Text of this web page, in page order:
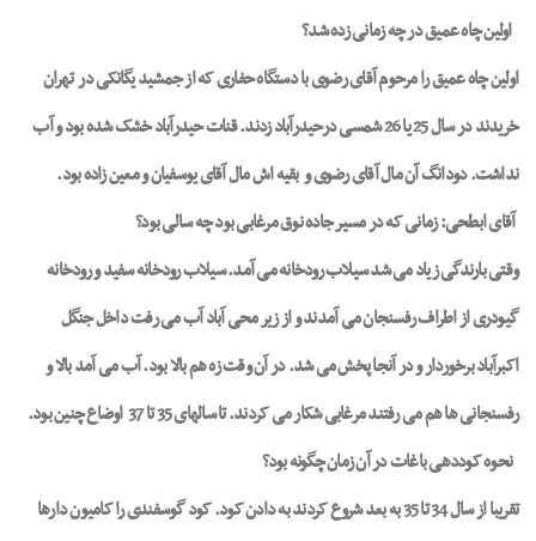
اولین چاه عمیق در چه زمانی زده شد؟
اولین چاه عمیق را مرحوم آقای رضوی با دستگاه حفاری که از جمشید یگانکی درتهران
خریدند در سال 25 یا 26 شمسی درحیدرآباد زدند. قنات حیدرآباد خشک شده بود و آب
نداشت. دودانگ آن مال آقای رضوی وبقیه اش مال آقای یوسفیان و معین زاده بود.
آقای ابطحی: زمانی که در مسیر جاده نوق مرغابی بود چه سالی بود؟
وقتی بارندگی زیاد می شد سیلاب رودخانه می آمد. سیلاب رودخانه سفید و رودخانه
گیودری از اطراف رفسنجان می آمدند و از زیر محی آباد آب می رفت داخل جنگل
اکبرآباد برخوردار و در آنجا پخش می شد. در آن وقت زه هم بالا بود. آب می آمد بالا و
رفسنجانی ها هم می رفتند مرغابی شکار می کردند. تا سالهای 35 تا 37
اوضاع چنین بود.
نحوه کوددهی باغات در آن زمان چگونه بود؟
تقریبا از سال 34 تا 35 به بعد شروع کردند به دادن کود. کود گوسفندی را کامیون دارها